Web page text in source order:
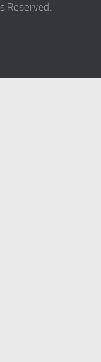
Reserved.